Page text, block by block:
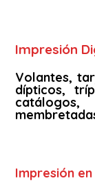
Impresión
Volantes,
dípticos,
Impresión